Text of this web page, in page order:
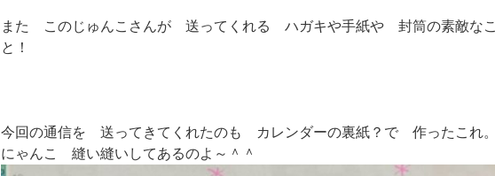
また このじゅんこさんが 送ってくれる ハガキや手紙や 封筒の素敵なこ
と！
今回の通信を 送ってきてくれたのも カレンダーの裏紙？で 作ったこれ。
にゃんこ 縫い縫いしてあるのよ～＾＾